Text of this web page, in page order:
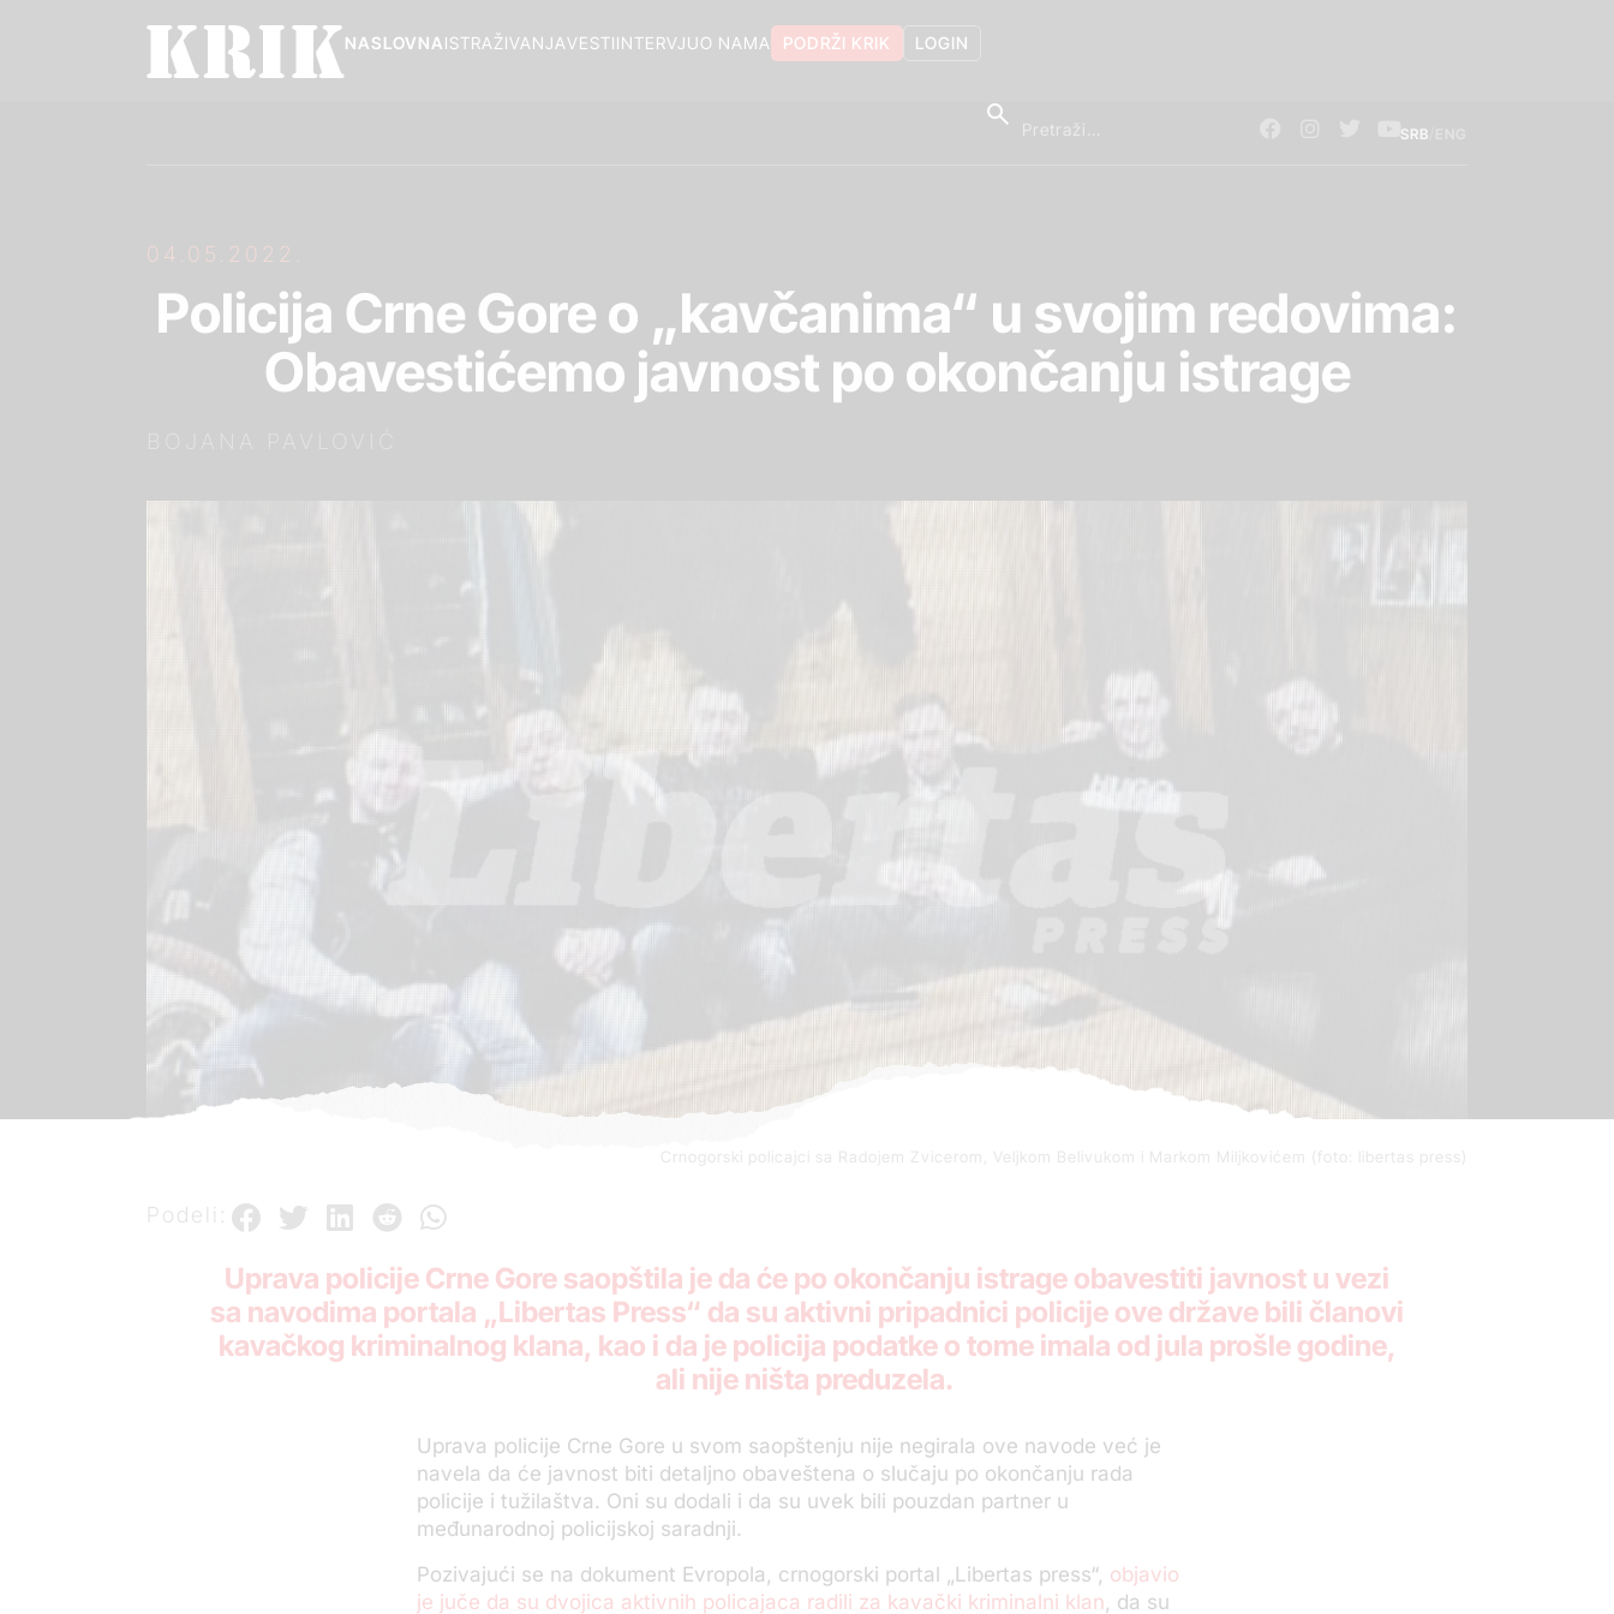
LOGIN
PODRŽI KRIK
O NAMA
INTERVJU
VESTI
ISTRAŽIVANJA
NASLOVNA
SRB
04.05.2022.
Policija Crne Gore o „kavčanima“ u svojim redovima:
Obavestićemo javnost po okončanju istrage
Crnogorski policajci sa Radojem Zvicerom, Veljkom Belivukom i Markom Miljkovićem (foto: libertas press)
Podeli:
Uprava policije Crne Gore saopštila je da će po okončanju istrage obavestiti javnost u vezi
sa navodima portala „Libertas Press“ da su aktivni pripadnici policije ove države bili članovi
kavačkog kriminalnog klana, kao i da je policija podatke o tome imala od jula prošle godine,
ali nije ništa preduzela.
Uprava policije Crne Gore u svom saopštenju nije negirala ove navode već je
navela da će javnost biti detaljno obaveštena o slučaju po okončanju rada
policije i tužilaštva. Oni su dodali i da su uvek bili pouzdan partner u
međunarodnoj policijskoj saradnji.
Pozivajući se na dokument Evropola, crnogorski portal „Libertas press“, objavio
je juče da su dvojica aktivnih policajaca radili za kavački kriminalni klan , da su